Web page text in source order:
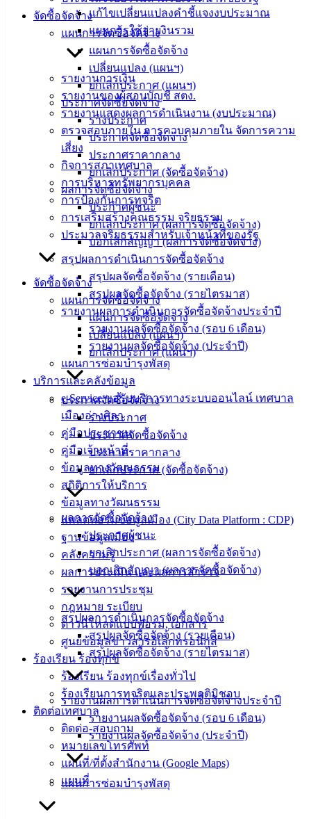
จัดซื้อจัดจ้าง
แผนการจัดซื้อจัดจ้าง
แผนการจัดซื้อจัดจ้าง
เปลี่ยนแปลง (แผนฯ)
ยกเลิกประกาศ (แผนฯ)
ประกาศจัดซื้อจัดจ้าง
ร่างประกาศ
ประกาศจัดซื้อจัดจ้าง
ประกาศราคากลาง
ยกเลิกประกาศ (จัดซื้อจัดจ้าง)
ผลการจัดซื้อจัดจ้าง
ประกาศผู้ชนะ
ยกเลิกประกาศ (ผลการจัดซื้อจัดจ้าง)
บอกเลิกสัญญา (ผลการจัดซื้อจัดจ้าง)
สรุปผลการดำเนินการจัดซื้อจัดจ้าง
สรุปผลจัดซื้อจัดจ้าง (รายเดือน)
สรุปผลจัดซื้อจัดจ้าง (รายไตรมาส)
รายงานผลการดำเนินการจัดซื้อจัดจ้างประจำปี
รายงานผลจัดซื้อจัดจ้าง (รอบ 6 เดือน)
รายงานผลจัดซื้อจัดจ้าง (ประจำปี)
แผนการซ่อมบำรุงพัสดุ
บริการและคลังข้อมูล
e-Service ขอรับบริการทางระบบออนไลน์ เทศบาล
เมืองอ่างศิลา
คู่มือประชาชน
คู่มือเจ้าหน้าที่
ข้อมูลทางวัฒนธรรม
สถิติการให้บริการ
ข้อมูลทางวัฒนธรรม
แพลตฟอร์มข้อมูลเมือง (City Data Platform : CDP)
ฐานข้อมูลเมือง
คลังความรู้
ผลการประเมิน และผลการสำรวจ
รายงานการประชุม
กฎหมาย ระเบียบ
ดาวน์โหลดแบบฟอร์ม, เอกสาร
ศูนย์ข้อมูลข่าวสารอิเล็กทรอนิกส์
ร้องเรียน ร้องทุกข์
ร้องเรียน ร้องทุกข์เรื่องทั่วไป
ร้องเรียนการทุจริตและประพฤติมิชอบ
ติดต่อเทศบาล
ติดต่อ-สอบถาม
หมายเลขโทรศัพท์
แผนที่/ที่ตั้งสำนักงาน (Google Maps)
แผนที่
แก้ไขเปลี่ยนแปลงคำชี้แจงงบประมาณ
แผนการใช้จ่ายงินรวม
รายงานการเงิน
รายงานของผู้สอบบัญชี สตง.
รายงานแสดงผลการดำเนินงาน (งบประมาณ)
ตรวจสอบภายใน การควบคุมภายใน จัดการความ
เสี่ยง
กิจการสภาเทศบาล
การบริหารทรัพยากรบุคคล
การป้องกันการทุจริต
การเสริมสร้างคุณธรรม จริยธรรม
ประมวลจริยธรรมสำหรับเจ้าหน้าที่ของรัฐ
จัดซื้อจัดจ้าง
แผนการจัดซื้อจัดจ้าง
แผนการจัดซื้อจัดจ้าง
เปลี่ยนแปลง (แผนฯ)
ยกเลิกประกาศ (แผนฯ)
ประกาศจัดซื้อจัดจ้าง
ร่างประกาศ
ประกาศจัดซื้อจัดจ้าง
ประกาศราคากลาง
ยกเลิกประกาศ (จัดซื้อจัดจ้าง)
ผลการจัดซื้อจัดจ้าง
ประกาศผู้ชนะ
ยกเลิกประกาศ (ผลการจัดซื้อจัดจ้าง)
บอกเลิกสัญญา (ผลการจัดซื้อจัดจ้าง)
สรุปผลการดำเนินการจัดซื้อจัดจ้าง
สรุปผลจัดซื้อจัดจ้าง (รายเดือน)
สรุปผลจัดซื้อจัดจ้าง (รายไตรมาส)
รายงานผลการดำเนินการจัดซื้อจัดจ้างประจำปี
รายงานผลจัดซื้อจัดจ้าง (รอบ 6 เดือน)
รายงานผลจัดซื้อจัดจ้าง (ประจำปี)
แผนการซ่อมบำรุงพัสดุ
ศิลา
เทศบาลเมือง
อ่างศิลา 90/338
ม.3 ต.เสม็ด
อ.เมือง จ.ชลบุรี
142-100-104
บริการ
ประชาชน
ดาวน์โหลด
แบบ
สำหรับ
ประชาชน/
คู่มือการ
ข่าวสาร
ข้อมูล
อิเล็กทรอนิกส์
(Knowledge
Management)
เทศบาล
สายตรง
นายก
ประวัติ
เทศบาล
ผู้บริหาร
หัวหน้า